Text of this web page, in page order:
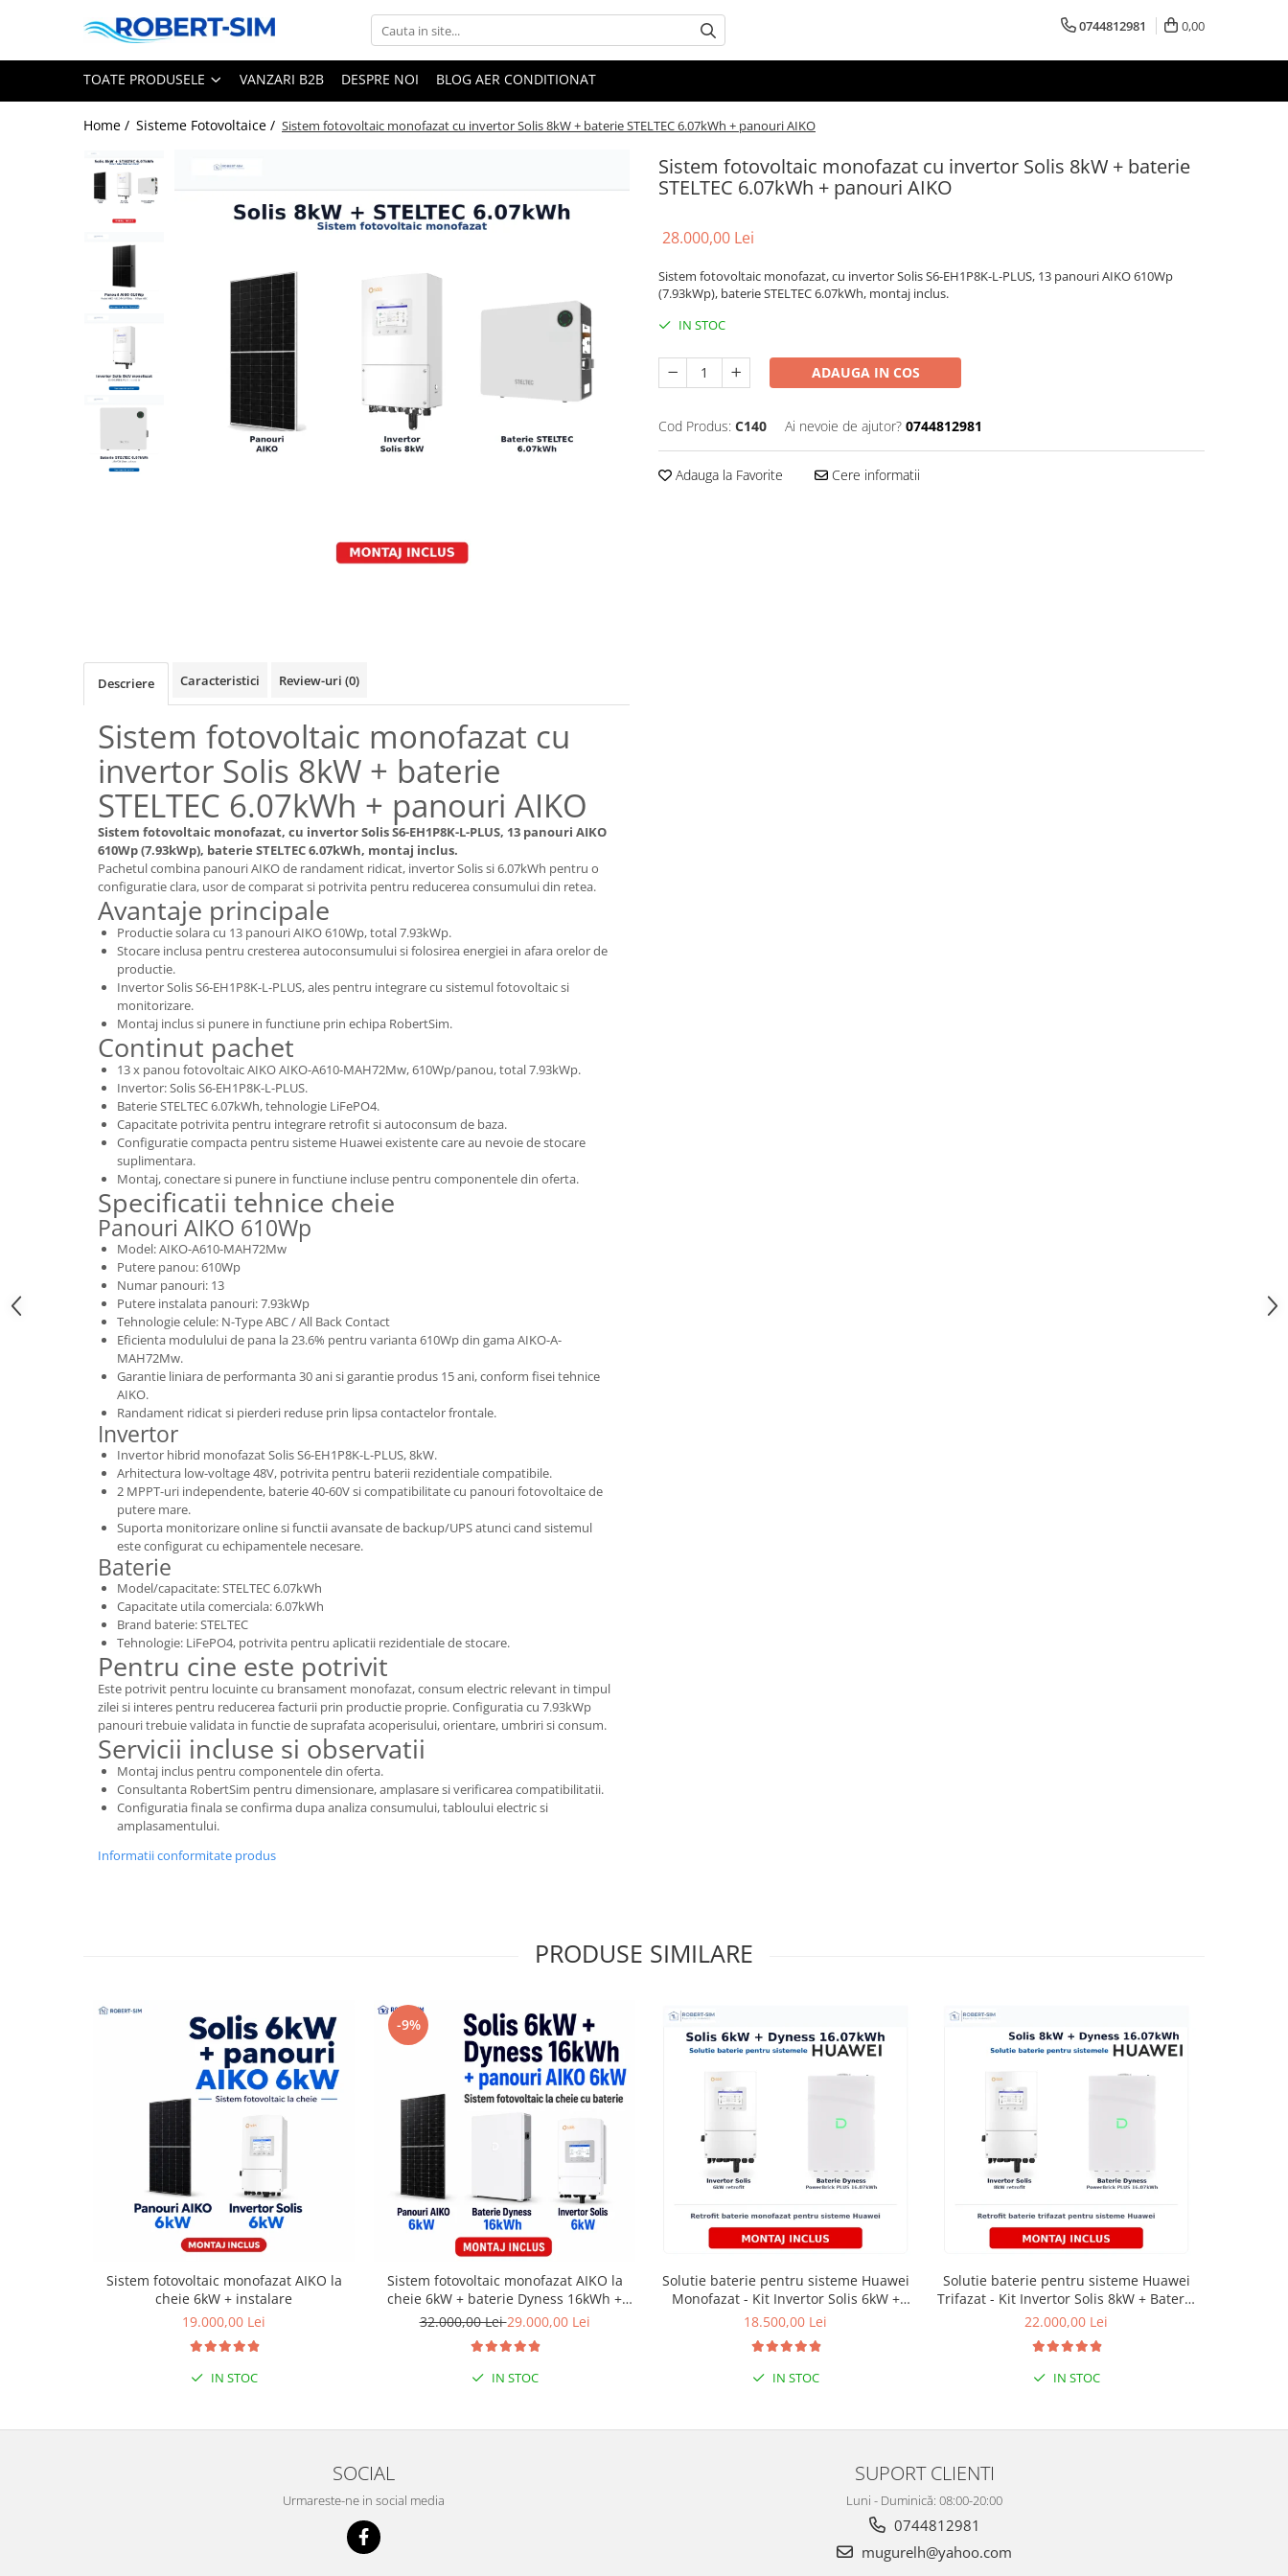
Toate Produsele
Montaj aer condiționat Iași
Pachete aer condiționat cu montaj
Aer conditionat 9000BTU
Aer conditionat 12000BTU
Aer conditionat 15000BTU
Aer conditionat 18000BTU
Aer conditionat 24000BTU
Sisteme Fotovoltaice
0744812981 0,00
TOATE PRODUSELE VANZARI B2B DESPRE NOI BLOG AER CONDITIONAT
Home / Sisteme Fotovoltaice / Sistem fotovoltaic monofazat cu invertor Solis 8kW + baterie STELTEC 6.07kWh + panouri AIKO
Sistem fotovoltaic monofazat cu invertor Solis 8kW + baterie
STELTEC 6.07kWh + panouri AIKO
28.000,00 Lei
Sistem fotovoltaic monofazat, cu invertor Solis S6-EH1P8K-L-PLUS, 13 panouri AIKO 610Wp
(7.93kWp), baterie STELTEC 6.07kWh, montaj inclus.
IN STOC
ADAUGA IN COS
Cod Produs: C140 Ai nevoie de ajutor? 0744812981
Adauga la Favorite Cere informatii
Descriere Caracteristici Review-uri (0)
Sistem fotovoltaic monofazat cu
invertor Solis 8kW + baterie
STELTEC 6.07kWh + panouri AIKO
Sistem fotovoltaic monofazat, cu invertor Solis S6-EH1P8K-L-PLUS, 13 panouri AIKO
610Wp (7.93kWp), baterie STELTEC 6.07kWh, montaj inclus.
Pachetul combina panouri AIKO de randament ridicat, invertor Solis si 6.07kWh pentru o
configuratie clara, usor de comparat si potrivita pentru reducerea consumului din retea.
Avantaje principale
Productie solara cu 13 panouri AIKO 610Wp, total 7.93kWp.
Stocare inclusa pentru cresterea autoconsumului si folosirea energiei in afara orelor de
productie.
Invertor Solis S6-EH1P8K-L-PLUS, ales pentru integrare cu sistemul fotovoltaic si
monitorizare.
Montaj inclus si punere in functiune prin echipa RobertSim.
Continut pachet
13 x panou fotovoltaic AIKO AIKO-A610-MAH72Mw, 610Wp/panou, total 7.93kWp.
Invertor: Solis S6-EH1P8K-L-PLUS.
Baterie STELTEC 6.07kWh, tehnologie LiFePO4.
Capacitate potrivita pentru integrare retrofit si autoconsum de baza.
Configuratie compacta pentru sisteme Huawei existente care au nevoie de stocare
suplimentara.
Montaj, conectare si punere in functiune incluse pentru componentele din oferta.
Specificatii tehnice cheie
Panouri AIKO 610Wp
Model: AIKO-A610-MAH72Mw
Putere panou: 610Wp
Numar panouri: 13
Putere instalata panouri: 7.93kWp
Tehnologie celule: N-Type ABC / All Back Contact
Eficienta modulului de pana la 23.6% pentru varianta 610Wp din gama AIKO-A-
MAH72Mw.
Garantie liniara de performanta 30 ani si garantie produs 15 ani, conform fisei tehnice
AIKO.
Randament ridicat si pierderi reduse prin lipsa contactelor frontale.
Invertor
Invertor hibrid monofazat Solis S6-EH1P8K-L-PLUS, 8kW.
Arhitectura low-voltage 48V, potrivita pentru baterii rezidentiale compatibile.
2 MPPT-uri independente, baterie 40-60V si compatibilitate cu panouri fotovoltaice de
putere mare.
Suporta monitorizare online si functii avansate de backup/UPS atunci cand sistemul
este configurat cu echipamentele necesare.
Baterie
Model/capacitate: STELTEC 6.07kWh
Capacitate utila comerciala: 6.07kWh
Brand baterie: STELTEC
Tehnologie: LiFePO4, potrivita pentru aplicatii rezidentiale de stocare.
Pentru cine este potrivit
Este potrivit pentru locuinte cu bransament monofazat, consum electric relevant in timpul
zilei si interes pentru reducerea facturii prin productie proprie. Configuratia cu 7.93kWp
panouri trebuie validata in functie de suprafata acoperisului, orientare, umbriri si consum.
Servicii incluse si observatii
Montaj inclus pentru componentele din oferta.
Consultanta RobertSim pentru dimensionare, amplasare si verificarea compatibilitatii.
Configuratia finala se confirma dupa analiza consumului, tabloului electric si
amplasamentului.
Informatii conformitate produs
PRODUSE SIMILARE
Sistem fotovoltaic monofazat AIKO la
cheie 6kW + instalare
19.000,00 Lei
IN STOC
-9%
Sistem fotovoltaic monofazat AIKO la
cheie 6kW + baterie Dyness 16kWh +
instalare
32.000,00 Lei29.000,00 Lei
IN STOC
Solutie baterie pentru sisteme Huawei
Monofazat - Kit Invertor Solis 6kW +
Baterie Dyness PowerBrick PLUS
18.500,00 Lei
IN STOC
Solutie baterie pentru sisteme Huawei
Trifazat - Kit Invertor Solis 8kW + Baterie
Dyness PowerBrick PLUS 16.07kWh
22.000,00 Lei
IN STOC
SOCIAL
Urmareste-ne in social media
SUPORT CLIENTI
Luni - Duminică: 08:00-20:00
0744812981
mugurelh@yahoo.com